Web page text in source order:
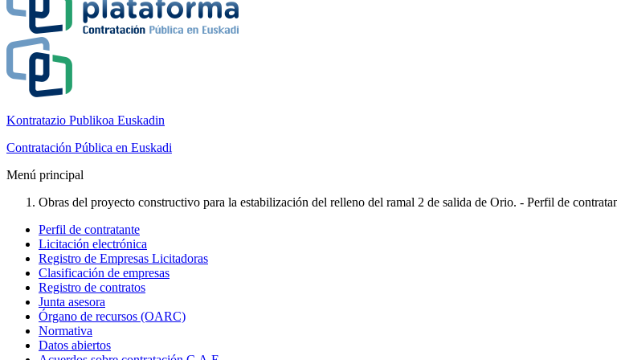
Kontratazio Publikoa Euskadin
Contratación Pública en Euskadi
Menú principal
Obras del proyecto constructivo para la estabilización del relleno del ramal 2 de salida de Orio. - Perfil de
Perfil de contratante
Licitación electrónica
Registro de Empresas Licitadoras
Clasificación de empresas
Registro de contratos
Junta asesora
Órgano de recursos (OARC)
Normativa
Datos abiertos